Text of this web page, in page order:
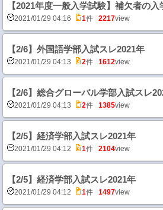
【2021年度一般入学試験】補欠者の
2021/01/29 04:16 1件 2217view
【2/6】外国語学部入試スレ2021年
2021/01/29 04:13 2件 1612view
【2/6】総合グローバル学部入試スレ
2021/01/29 04:13 2件 1385view
【2/5】経済学部入試スレ2021年
2021/01/29 04:12 1件 2104view
【2/5】経済学部入試スレ2021年
2021/01/29 04:12 1件 1497view